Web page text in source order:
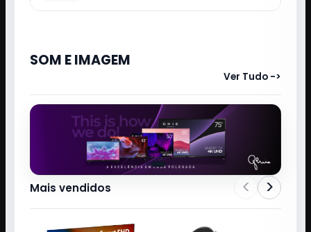
SOM E IMAGEM
Ver Tudo ->
Mais vendidos < >